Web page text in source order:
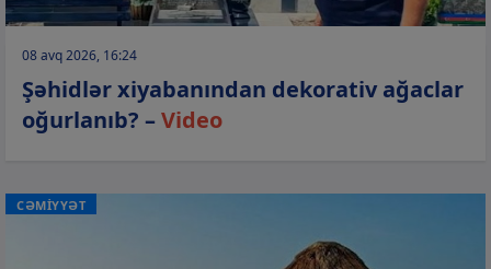
08 avq 2026, 16:24
Şəhidlər xiyabanından dekorativ ağaclar
oğurlanıb? –Video
CƏMİYYƏT